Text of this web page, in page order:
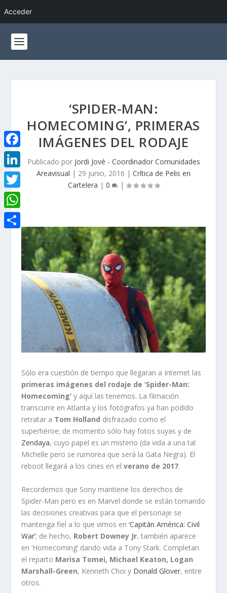
Acceder
‘SPIDER-MAN:
HOMECOMING’, PRIMERAS
IMÁGENES DEL RODAJE
Publicado por Jordi Jové - Coordinador Comunidades
Areavisual | 29 junio, 2016 | Crítica de Pelis en
Cartelera | 0 |
Sólo era cuestión de tiempo que llegaran a Internet las
primeras imágenes del rodaje de ‘Spider-Man:
Homecoming’ y aquí las tenemos. La filmación
transcurre en Atlanta y los fotógrafos ya han podido
retratar a Tom Holland disfrazado como el
superhéroe; de momento sólo hay fotos suyas y de
Zendaya, cuyo papel es un misterio (da vida a una tal
Michelle pero se rumorea que será la Gata Negra). El
reboot llegará a los cines en elverano de 2017.
Recordemos que Sony mantiene los derechos de
Spider-Man pero es en Marvel donde se están tomando
las decisiones creativas para que el personaje se
mantenga fiel a lo que vimos en‘Capitán América: Civil
War’; de hecho, Robert Downey Jr. también aparece
en ‘Homecoming’ dando vida a Tony Stark. Completan
el reparto Marisa Tomei, Michael Keaton, Logan
Marshall-Green, Kenneth Choi y Donald Glover, entre
otros.
F
a
c
e
b
L
i
n
k
T
w
i
W